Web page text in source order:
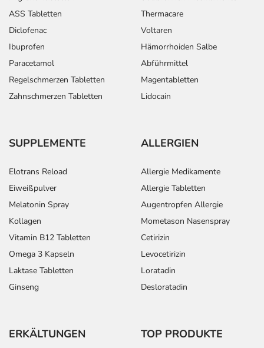
ASS Tabletten
Diclofenac
Ibuprofen
Paracetamol
Regelschmerzen Tabletten
Zahnschmerzen Tabletten
Thermacare
Voltaren
Hämorrhoiden Salbe
Abführmittel
Magentabletten
Lidocain
SUPPLEMENTE
Elotrans Reload
Eiweißpulver
Melatonin Spray
Kollagen
Vitamin B12 Tabletten
Omega 3 Kapseln
Laktase Tabletten
Ginseng
ALLERGIEN
Allergie Medikamente
Allergie Tabletten
Augentropfen Allergie
Mometason Nasenspray
Cetirizin
Levocetirizin
Loratadin
Desloratadin
ERKÄLTUNGEN TOP PRODUKTE